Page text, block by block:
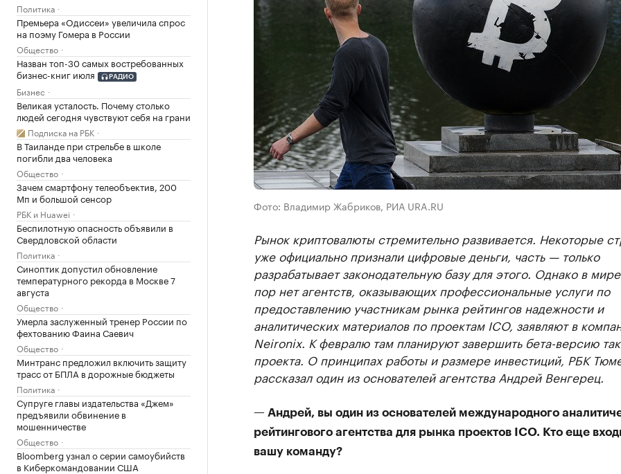
Политика
Премьера «Одиссеи» увеличила спрос
на поэму Гомера в России
Общество
Назван топ-30 самых востребованных
бизнес-книг июля
РАДИО
Бизнес
Великая усталость. Почему столько
людей сегодня чувствуют себя на грани
Подписка на РБК
В Таиланде при стрельбе в школе
погибли два человека
Общество
Зачем смартфону телеобъектив, 200
Мп и большой сенсор
РБК и Huawei
Беспилотную опасность объявили в
Свердловской области
Политика
Синоптик допустил обновление
температурного рекорда в Москве 7
августа
Общество
Умерла заслуженный тренер России по
фехтованию Фаина Саевич
Общество
Минтранс предложил включить защиту
трасс от БПЛА в дорожные бюджеты
Политика
Супруге главы издательства «Джем»
предъявили обвинение в
мошенничестве
Общество
Bloomberg узнал о серии самоубийств
в Киберкомандовании США
Фото: Владимир Жабриков, РИА URA.RU
Рынок криптовалюты стремительно развивается. Некоторые
уже официально признали цифровые деньги, часть — только
разрабатывает законодательную базу для этого. Однако в
пор нет агентств, оказывающих профессиональные услуги по
предоставлению участникам рынка рейтингов надежности и
аналитических материалов по проектам ICO, заявляют в
Neironix. К февралю там планируют завершить бета-версию
проекта. О принципах работы и размере инвестиций, РБК
рассказал один из основателей агентства Андрей Венгерец.
— Андрей, вы один из основателей международного
рейтингового агентства для рынка проектов ICO. Кто еще
вашу команду?